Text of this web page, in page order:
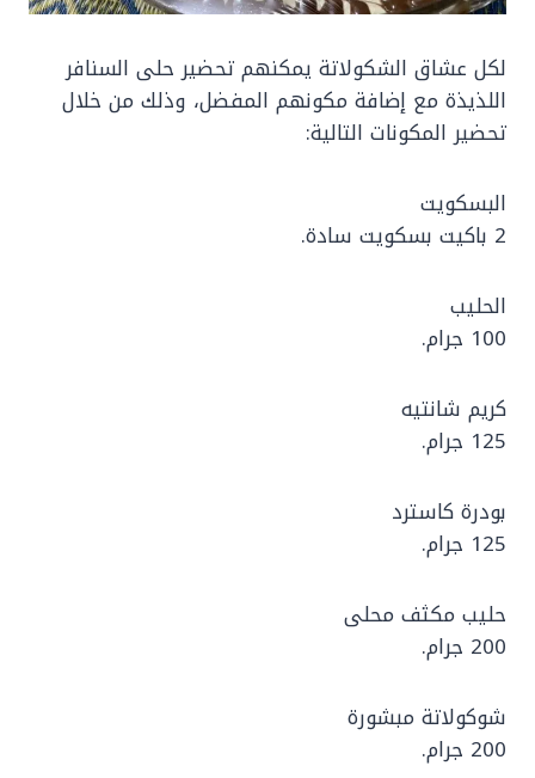
لكل عشاق الشكولاتة يمكنهم تحضير حلى السنافر
اللذيذة مع إضافة مكونهم المفضل، وذلك من خلال
تحضير المكونات التالية:
البسكويت
2 باكيت بسكويت سادة.
الحليب
100 جرام.
كريم شانتيه
125 جرام.
بودرة كاسترد
125 جرام.
حليب مكثف محلى
200 جرام.
شوكولاتة مبشورة
200 جرام.